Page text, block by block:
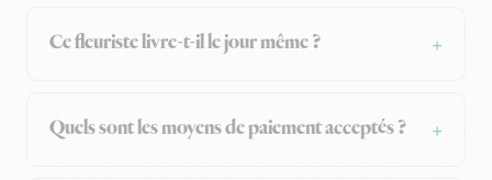
Ce fleuriste livre-t-il le jour même ?
Quels sont les moyens de paiement acceptés ?